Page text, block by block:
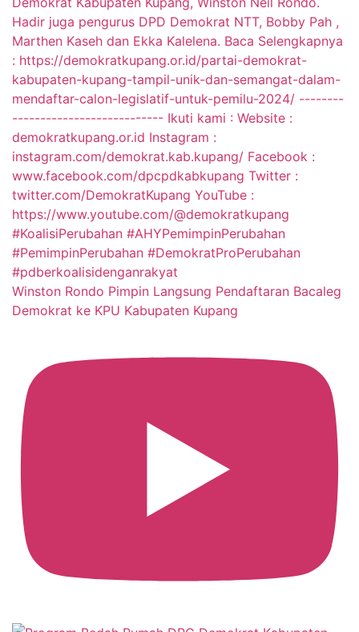
Winston Rondo Pimpin Langsung Pendaftaran Bacaleg
Demokrat ke KPU Kabupaten Kupang